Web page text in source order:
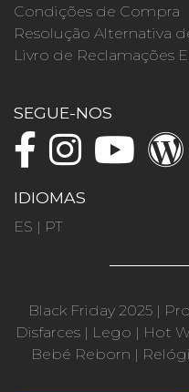
Condições de Compra
Resolução Alternativa
Livro de Reclamações
SEGUE-NOS
IDIOMAS
ES | PT
Black Friday 2025 |
Disfarces| Lego | Hot
Bebé Reborn |